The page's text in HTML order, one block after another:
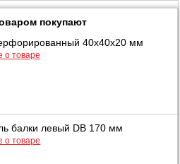
покупают
40х40х20 мм
о товаре
балки левый DB 170 мм
о товаре